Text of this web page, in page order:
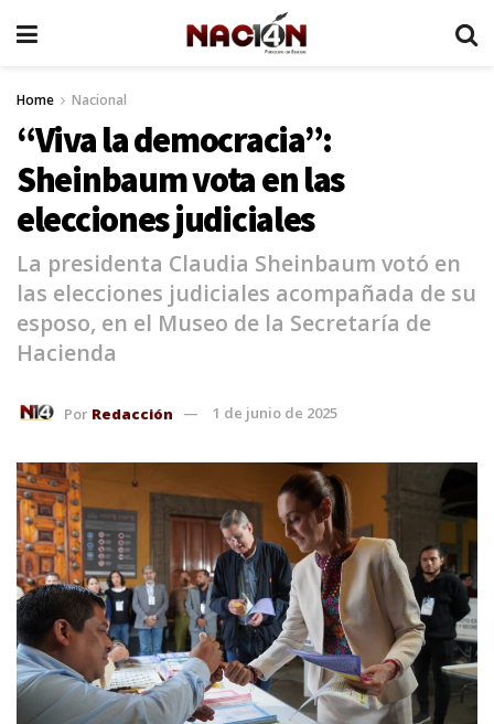
Home Nacional
“Viva la democracia”:
Sheinbaum vota en las
elecciones judiciales
La presidenta Claudia Sheinbaum votó en
las elecciones judiciales acompañada de su
esposo, en el Museo de la Secretaría de
Hacienda
Por Redacción 1 de junio de 2025